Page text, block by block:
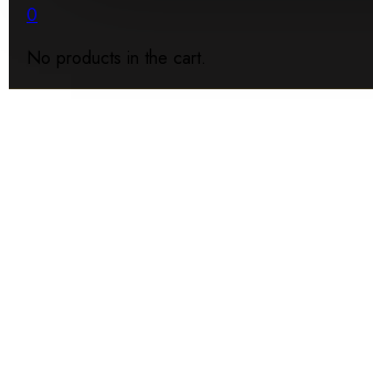
0
No products in the cart.